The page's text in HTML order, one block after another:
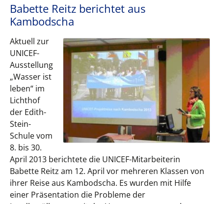
Babette Reitz berichtet aus
Kambodscha
Aktuell zur
UNICEF-
Ausstellung
„Wasser ist
leben“ im
Lichthof
der Edith-
Stein-
Schule vom
8. bis 30.
April 2013 berichtete die UNICEF-Mitarbeiterin
Babette Reitz am 12. April vor mehreren Klassen von
ihrer Reise aus Kambodscha. Es wurden mit Hilfe
einer Präsentation die Probleme der